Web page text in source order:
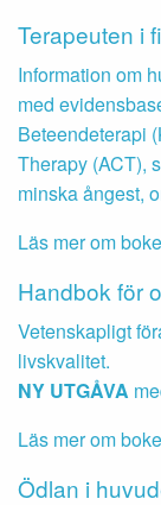
Terapeuten i
Information om
med
Beteendeterapi
Therapy (ACT),
minska ångest,
Läs mer om
Handbok för
Vetenskapligt
livskvalitet.
NY UTGÅVA
Läs mer om
Ödlan i